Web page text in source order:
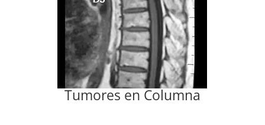
Tumores en Columna